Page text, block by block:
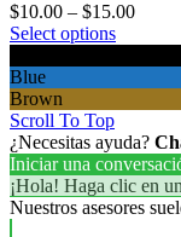
$10.00 – $15.00
Select options
Blue
Brown
Scroll To Top
¿Necesitas ayuda?
Iniciar una
¡Hola! Haga clic en
Nuestros asesores